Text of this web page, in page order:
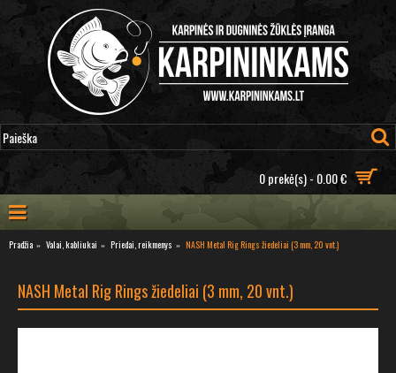
0 prekė(s) - 0.00 €
Pradžia Valai, kabliukai Priedai, reikmenys NASH Metal Rig Rings žiedeliai (3 mm, 20 vnt.)
NASH Metal Rig Rings žiedeliai (3 mm, 20 vnt.)